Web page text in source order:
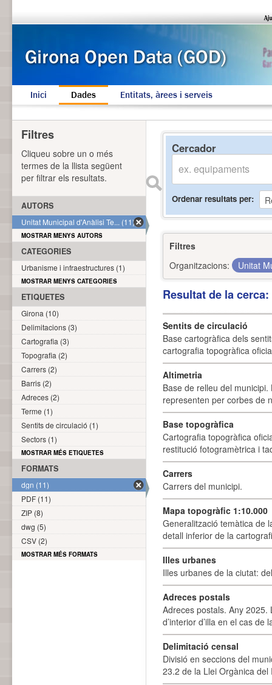
Inici Dades Entitats, àrees i serveis
Cercador
Ordenar resultats per
Filtres
Organitzacions:
Unitat
Resultat de la
Sentits de circulació
Base cartogràfica dels
cartografia topogràfica
Altimetria
Base de relleu del
representen per corbes de
Base topogràfica
Cartografia topogràfica
restitució fotogramètrica i
Carrers
Carrers del municipi.
Mapa topogràfic 1:10.000
Generalització temàtica de
detall inferior de la
Illes urbanes
Illes urbanes de la ciutat:
Adreces postals
Adreces postals. Any 2025.
d’interior d’illa en el cas
Delimitació censal
Divisió en seccions del
23.2 de la Llei Orgànica
Filtres
Cliqueu sobre un o més
termes de la llista següent
per filtrar els resultats.
AUTORS
Unitat Municipal d'Anàlisi Te... (11)
MOSTRAR MENYS AUTORS
CATEGORIES
Urbanisme i infraestructures (1)
MOSTRAR MENYS CATEGORIES
ETIQUETES
Girona (10)
Delimitacions (3)
Cartografia (3)
Topografia (2)
Carrers (2)
Barris (2)
Adreces (2)
Terme (1)
Sentits de circulació (1)
Sectors (1)
MOSTRAR MÉS ETIQUETES
FORMATS
dgn (11)
PDF (11)
ZIP (8)
dwg (5)
CSV (2)
MOSTRAR MÉS FORMATS